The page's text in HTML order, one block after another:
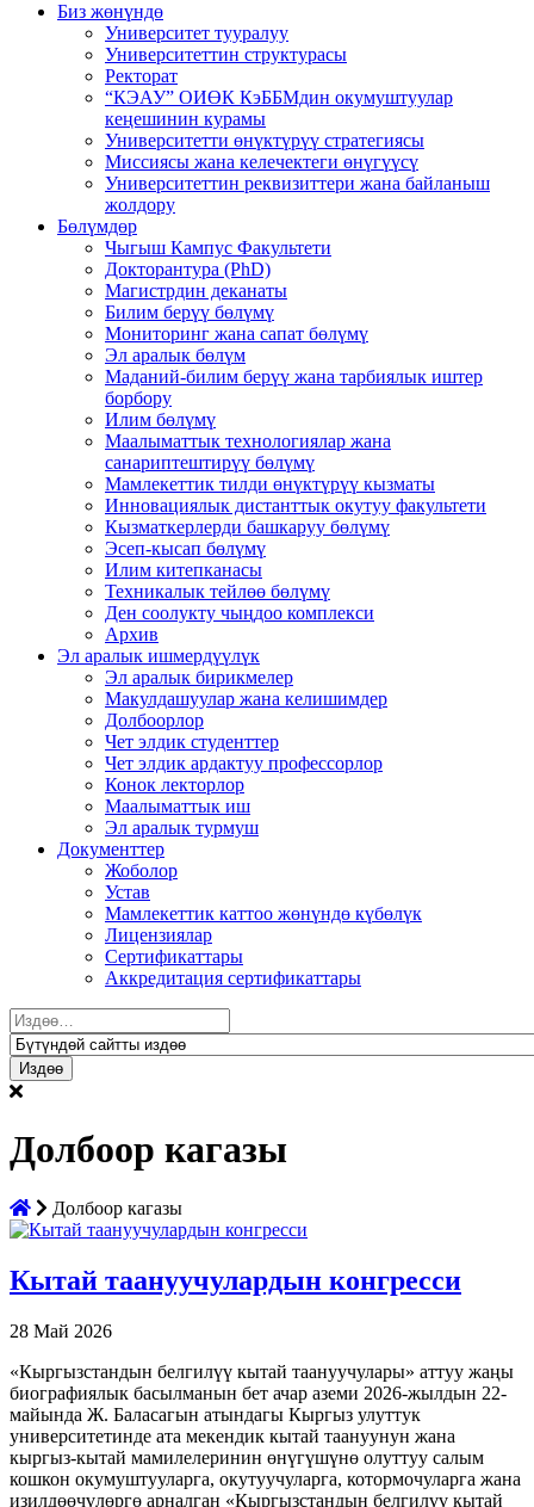
Биз жөнүндө
Университет тууралуу
Университеттин структурасы
Ректорат
“КЭАУ” ОИӨК КэББМдин окумуштуулар
кеңешинин курамы
Университетти өнүктүрүү стратегиясы
Миссиясы жана келечектеги өнүгүүсү
Университеттин реквизиттери жана байланыш
жолдору
Бөлүмдөр
Чыгыш Кампус Факультети
Докторантура (PhD)
Магистрдин деканаты
Билим берүү бөлүмү
Мониторинг жана сапат бөлүмү
Эл аралык бөлүм
Маданий-билим берүү жана тарбиялык иштер
борбору
Илим бөлүмү
Маалыматтык технологиялар жана
санариптештирүү бөлүмү
Мамлекеттик тилди өнүктүрүү кызматы
Инновациялык дистанттык окутуу факультети
Кызматкерлерди башкаруу бөлүмү
Эсеп-кысап бөлүмү
Илим китепканасы
Техникалык тейлөө бөлүмү
Ден соолукту чыңдоо комплекси
Архив
Эл аралык ишмердүүлүк
Эл аралык бирикмелер
Макулдашуулар жана келишимдер
Долбоорлор
Чет элдик студенттер
Чет элдик ардактуу профессорлор
Конок лекторлор
Маалыматтык иш
Эл аралык турмуш
Документтер
Жоболор
Устав
Мамлекеттик каттоо жөнүндө күбөлүк
Лицензиялар
Сертификаттары
Аккредитация сертификаттары
Издөө:
Долбоор кагазы
Долбоор кагазы
Кытай таануучулардын конгресси
28 Май 2026
«Кыргызстандын белгилүү кытай таануучулары» аттуу жаңы
биографиялык басылманын бет ачар аземи 2026-жылдын 22-
майында Ж. Баласагын атындагы Кыргыз улуттук
университетинде ата мекендик кытай таануунун жана
кыргыз-кытай мамилелеринин өнүгүшүнө олуттуу салым
кошкон окумуштууларга, окутуучуларга, котормочуларга жана
изилдөөчүлөргө арналган «Кыргызстандын белгилүү кытай